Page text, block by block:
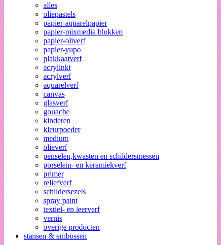
alles
oliepastels
papier-aquarelpapier
papier-mixmedia blokken
papier-oliverf
papier-yupo
plakkaatverf
acrylinkt
acrylverf
aquarelverf
canvas
glasverf
gouache
kinderen
kleurpoeder
medium
olieverf
penselen,kwasten en schildersmessen
porselein- en keramiekverf
primer
reliefverf
schildersezels
spray paint
textiel- en leerverf
vernis
overige producten
stansen & embossen